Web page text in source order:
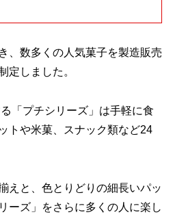
、数多くの人気菓子を製造販売
定しました。
「プチシリーズ」は手軽に食
トや米菓、スナック類など24
えと、色とりどりの細長いパッ
ーズ」をさらに多くの人に楽し